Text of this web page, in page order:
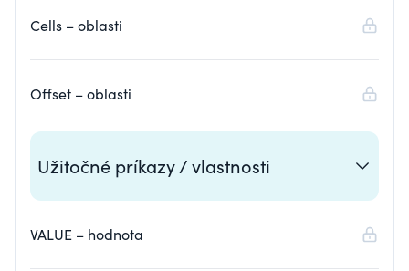
Cells – oblasti
Offset – oblasti
Užitočné príkazy / vlastnosti
VALUE – hodnota